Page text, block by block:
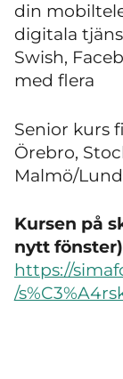
din
digitala
Swish,
med flera
Senior kurs
Örebro,
Malmö/Lund
Kursen på
nytt fönster)
https://
/